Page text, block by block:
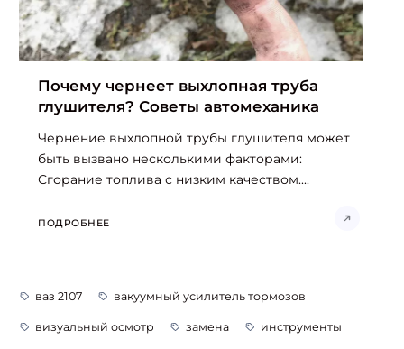
Почему чернеет выхлопная труба
глушителя? Советы автомеханика
Чернение выхлопной трубы глушителя может
быть вызвано несколькими факторами:
Сгорание топлива с низким качеством....
ПОДРОБНЕЕ
ваз 2107 вакуумный усилитель тормозов
визуальный осмотр замена инструменты